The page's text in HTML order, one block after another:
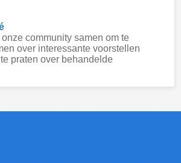
onze community samen om te
over interessante voorstellen
praten over behandelde